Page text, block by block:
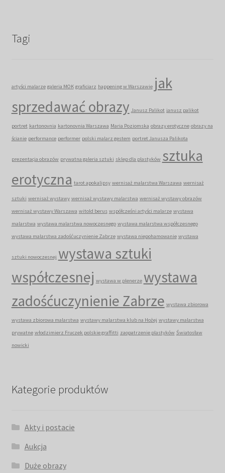
Tagi
artyści malarze galeria MOK graficiarz happening w Warszawie jak
sprzedawać obrazy Janusz Palikot janusz palikot
portret kartonovnia kartonovnia Warszawa Maria Poziomska obrazy erotyczne obrazy na
ścianie performance performer polski malarz gestem portret Janusza Palikota
prezentacja obrazów prywatna galeria sztuki sklep dla plastyków sztuka
erotyczna tarot apokalipsy wernisaż malarstwa Warszawa wernisaż
sztuki wernisaż wystawy wernisaż wystawy malarstwa wernisaż wystawy obrazów
wernisaż wystawy Warszawa witold berus współcześni artyści malarze wystawa
malarstwa wystawa malarstwa nowoczesnego wystawa malarstwa współczesnego
wystawa malarstwa zadośćuczynienie Zabrze wystawa niepohamowanie wystawa
sztuki nowoczesnej wystawa sztuki
współczesnej wystawa w plenerze wystawa
zadośćuczynienie Zabrze wystawa zbiorowa
wystawa zbiorowa malarstwa wystawy malarstwa klub na Hożej wystawy malarstwa
prywatne włodzimierz Fruczek polskie graffitti zaopatrzenie plastyków Światosław
nowicki
Kategorie produktów
Akty i postacie
Aukcja
Duże obrazy